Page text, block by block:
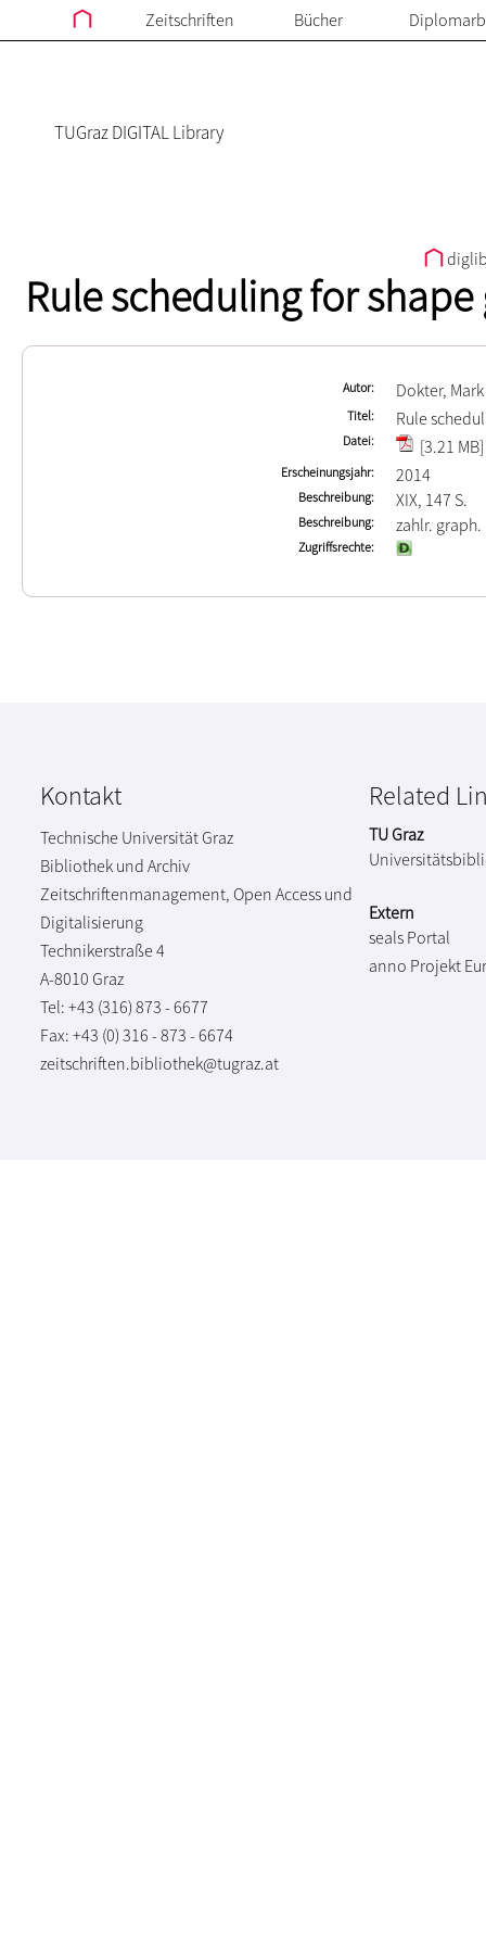
Zeitschriften Bücher
TUGraz DIGITAL Library
Rule scheduling for
Autor Dokter, Mark
Titel Rule
Datei [3.21 MB]
Erscheinungsjahr 2014
Beschreibung XIX, 147 S.
Beschreibung zahlr.
Zugriffsrechte
Kontakt
Technische Universität Graz
Bibliothek und Archiv
Zeitschriftenmanagement, Open Access und
Digitalisierung
Technikerstraße 4
A-8010 Graz
Tel: +43 (316) 873 - 6677
Fax: +43 (0) 316 - 873 - 6674
zeitschriften.bibliothek@tugraz.at
Related
TU Graz
Extern
seals Portal
anno Projekt